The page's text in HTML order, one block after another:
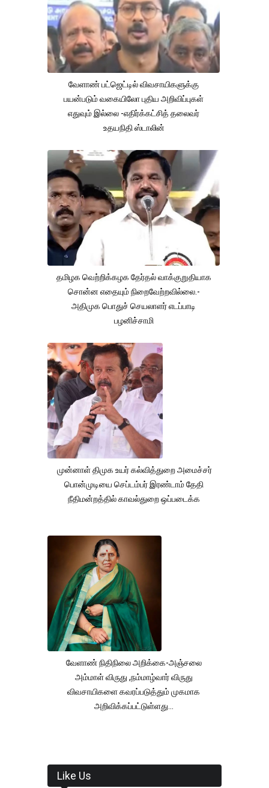
வேளாண் பட்ஜெட்டில் விவசாயிகளுக்கு
பயன்படும் வகையிலோ புதிய அறிவிப்புகள்
எதுவும் இல்லை -எதிர்க்கட்சித் தலைவர்
உதயநிதி ஸ்டாலின்
தமிழக வெற்றிக்கழக தேர்தல் வாக்குறுதியாக
சொன்ன எதையும் நிறைவேற்றவில்லை.-
அதிமுக பொதுச் செயலாளர் எடப்பாடி
பழனிச்சாமி
முன்னாள் திமுக உயர் கல்வித்துறை அமைச்சர்
பொன்முடியை செப்டம்பர் இரண்டாம் தேதி
நீதிமன்றத்தில் காவல்துறை ஒப்படைக்க
வேளாண் நிதிநிலை அறிக்கை-அஞ்சலை
அம்மாள் விருது ,நம்மாழ்வார் விருது
விவசாயிகளை கவரப்படுத்தும் முகமாக
அறிவிக்கப்பட்டுள்ளது...
Like Us